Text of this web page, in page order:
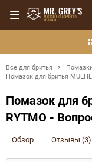
Все для бритья
Помазок для бритья
Помазок для
RYTMO -
Обзор Отзывы (3)